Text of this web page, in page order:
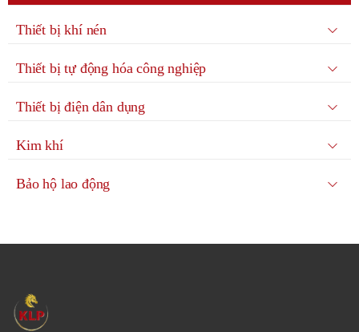
Thiết bị khí nén
Thiết bị tự động hóa công nghiệp
Thiết bị điện dân dụng
Kim khí
Bảo hộ lao động